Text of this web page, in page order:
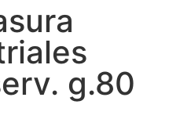
g.80